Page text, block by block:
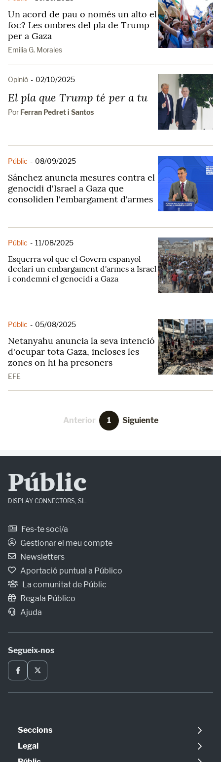
Un acord de pau o només un alto el
foc? Les ombres del pla de Trump
per a Gaza
Emilia G. Morales
Opinió - 02/10/2025
El pla que Trump té per a tu
Por Ferran Pedret i Santos
Públic - 08/09/2025
Sánchez anuncia mesures contra el
genocidi d'Israel a Gaza que
consoliden l'embargament d'armes
Públic - 11/08/2025
Esquerra vol que el Govern espanyol
declari un embargament d'armes a Israel
i condemni el genocidi a Gaza
Públic - 05/08/2025
Netanyahu anuncia la seva intenció
d'ocupar tota Gaza, incloses les
zones on hi ha presoners
EFE
Anterior 1 Siguiente
Públic
DISPLAY CONNECTORS, SL.
Fes-te soci/a
Gestionar el meu compte
Newsletters
Aportació puntual a Público
La comunitat de Públic
Regala Público
Ajuda
Segueix-nos
Seccions
Política
Opinió
Legal